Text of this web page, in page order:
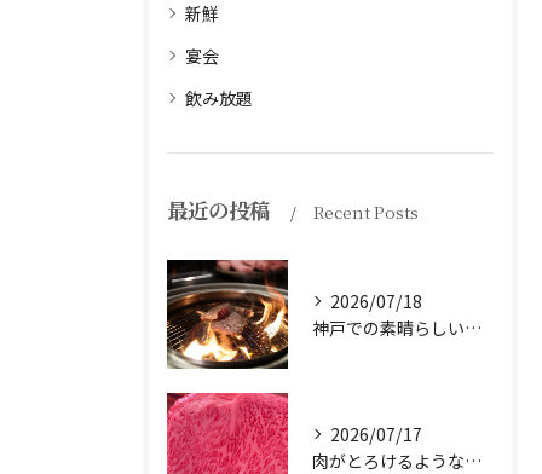
新鮮
宴会
飲み放題
最近の投稿 Recent Posts
2026/07/18
神戸での素晴らしい体験をお探しですか？
2026/07/17
肉がとろけるような味わいを体験したことはありますか？